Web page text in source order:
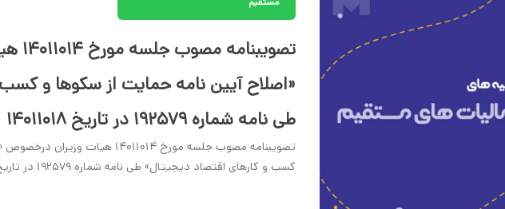
«اصلاح آیین نامه حمایت از سکوها و کسب
طی نامه شماره ۱۹۲۵۷۹ در تاریخ ۱۴۰۱۱۰۱۸
تصویبنامه مصوب جلسه مورخ
کسب و کارهای اقتصاد دیجیتال» طی نامه شماره ۱۹۲۵۷۹ در تاریخ ۱۴۰۱۱۰۱۸